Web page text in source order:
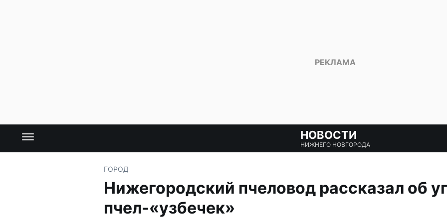
НОВОСТИ
НИЖНЕГО НОВГОРОДА
ГОРОД
Нижегородский пчеловод рассказал об
пчел-«узбечек»